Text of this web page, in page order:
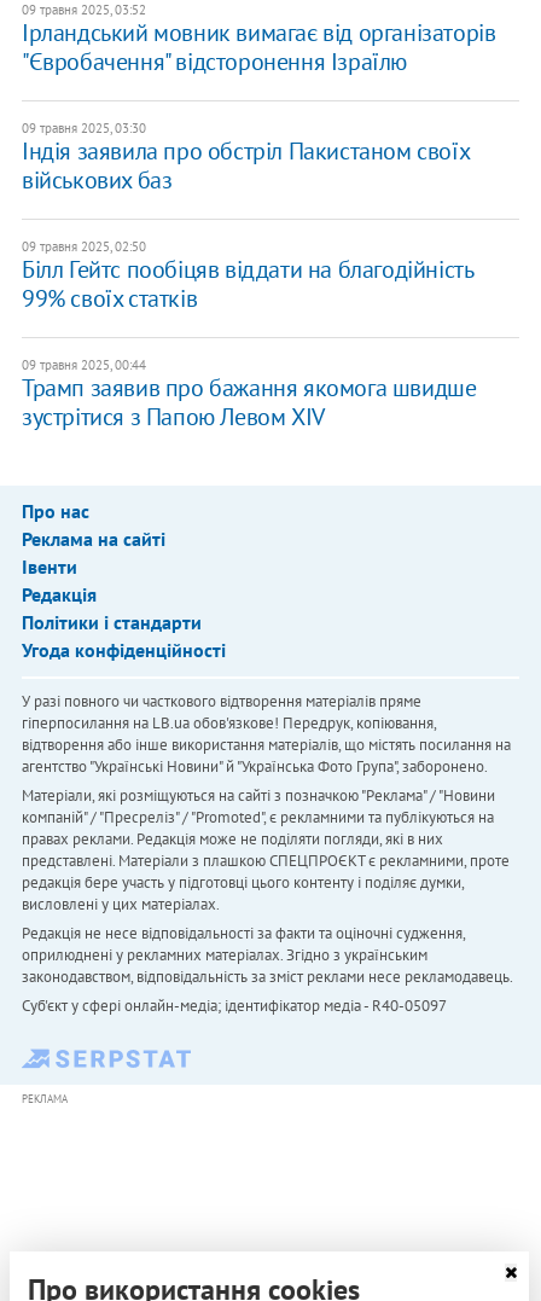
09 травня 2025, 03:52
Ірландський мовник вимагає від організаторів
"Євробачення" відсторонення Ізраїлю
09 травня 2025, 03:30
Індія заявила про обстріл Пакистаном своїх
військових баз
09 травня 2025, 02:50
Білл Гейтс пообіцяв віддати на благодійність
99% своїх статків
09 травня 2025, 00:44
Трамп заявив про бажання якомога швидше
зустрітися з Папою Левом XIV
Про нас
Реклама на сайті
Івенти
Редакція
Політики і стандарти
Угода конфіденційності
У разі повного чи часткового відтворення матеріалів пряме
гіперпосилання на LB.ua обов'язкове! Передрук, копіювання,
відтворення або інше використання матеріалів, що містять посилання на
агентство "Українськi Новини" й "Українська Фото Група", заборонено.
Матеріали, які розміщуються на сайті з позначкою "Реклама" / "Новини
компаній" / "Пресреліз" / "Promoted", є рекламними та публікуються на
правах реклами. Редакція може не поділяти погляди, які в них
представлені. Матеріали з плашкою СПЕЦПРОЄКТ є рекламними, проте
редакція бере участь у підготовці цього контенту і поділяє думки,
висловлені у цих матеріалах.
Редакція не несе відповідальності за факти та оціночні судження,
оприлюднені у рекламних матеріалах. Згідно з українським
законодавством, відповідальність за зміст реклами несе рекламодавець.
Cуб'єкт у сфері онлайн-медіа; ідентифікатор медіа - R40-05097
РЕКЛАМА
Про використання cookies